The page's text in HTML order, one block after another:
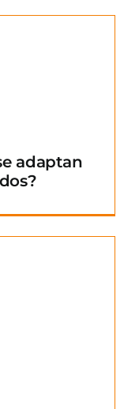
adaptan